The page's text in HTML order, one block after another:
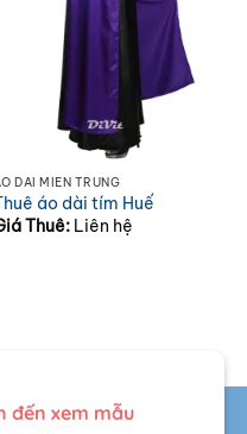
DÀI MIỀN TRUNG
áo dài tím Huế
Thuê: Liên hệ
đến xem mẫu